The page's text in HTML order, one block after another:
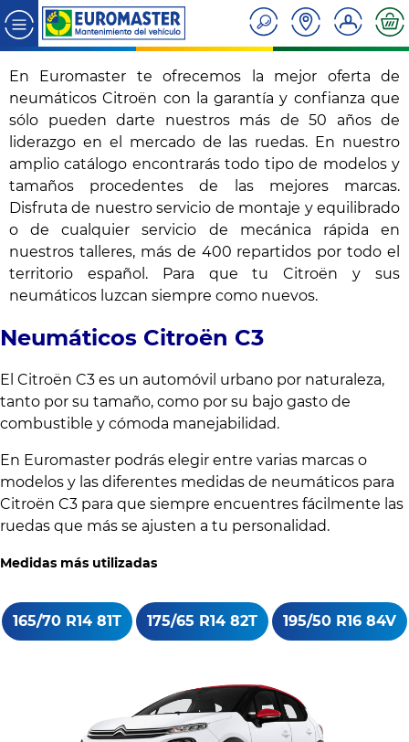
En Euromaster te ofrecemos la mejor oferta de
neumáticosCitroën con la garantía y confianza que
sólo pueden darte nuestros más de 50 años de
liderazgo en el mercado de las ruedas. En nuestro
amplio catálogo encontrarás todo tipo de modelos y
tamaños procedentes de las mejores marcas.
Disfruta de nuestro servicio de montaje y equilibrado
o de cualquier servicio de mecánica rápida en
nuestros talleres, más de 400 repartidos por todo el
territorio español. Para que tu Citroën y sus
neumáticos luzcan siempre como nuevos.
Neumáticos Citroën C3
El Citroën C3 es un automóvil urbano por naturaleza,
tanto por su tamaño, como por su bajo gasto de
combustible y cómoda manejabilidad.
En Euromaster podrás elegir entre varias marcas o
modelos y las diferentes medidas de neumáticos para
Citroën C3 para que siempre encuentres fácilmente las
ruedas que más se ajusten a tu personalidad.
Medidas más utilizadas
165/70 R14 81T 175/65 R14 82T 195/50 R16 84V